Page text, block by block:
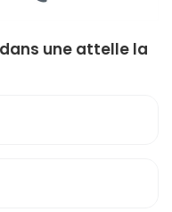
une attelle la